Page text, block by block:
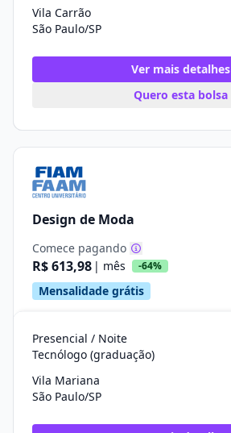
Vila Carrão
São Paulo/SP
Ver mais detalhes
Quero esta bolsa
Design de Moda
Comece pagando
R$ 613,98 | mês -64%
Mensalidade grátis
Presencial / Noite
Tecnólogo (graduação)
Vila Mariana
São Paulo/SP